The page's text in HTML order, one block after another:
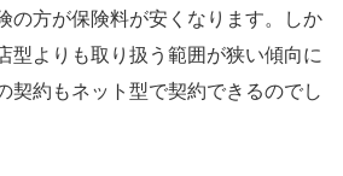
の方が保険料が安くなります。しか
型よりも取り扱う範囲が狭い傾向に
契約もネット型で契約できるのでし